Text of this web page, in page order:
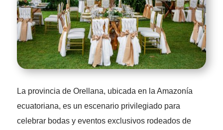
La provincia de Orellana, ubicada en la Amazonía
ecuatoriana, es un escenario privilegiado para
celebrar bodas y eventos exclusivos rodeados de